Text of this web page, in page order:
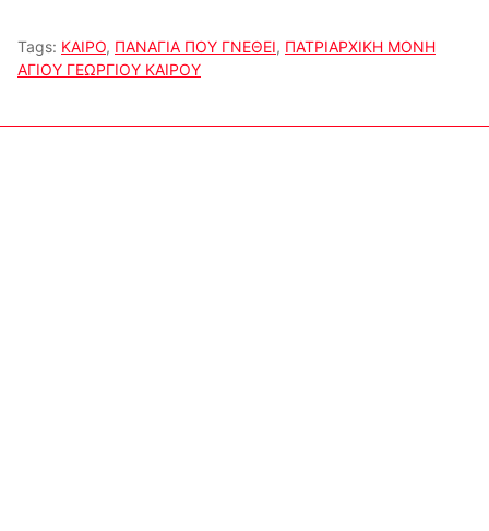
Tags: ΚΑΙΡΟ, ΠΑΝΑΓΙΑ ΠΟΥ ΓΝΕΘΕΙ, ΠΑΤΡΙΑΡΧΙΚΗ ΜΟΝΗ
ΑΓΙΟΥ ΓΕΩΡΓΙΟΥ ΚΑΙΡΟΥ